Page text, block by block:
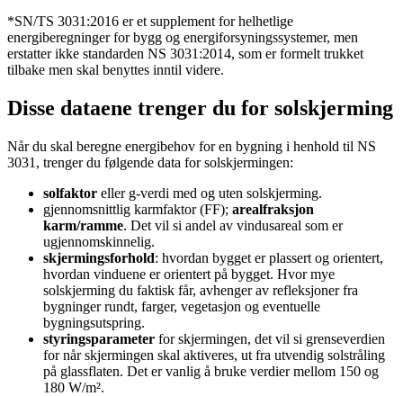
*SN/TS 3031:2016 er et supplement for helhetlige
energiberegninger for bygg og energiforsyningssystemer, men
erstatter ikke standarden NS 3031:2014, som er formelt trukket
tilbake men skal benyttes inntil videre.
Disse dataene trenger du for solskjerming
Når du skal beregne energibehov for en bygning i henhold til NS
3031, trenger du følgende data for solskjermingen:
solfaktor eller g-verdi med og uten solskjerming.
gjennomsnittlig karmfaktor (FF); arealfraksjon
karm/ramme. Det vil si andel av vindusareal som er
ugjennomskinnelig.
skjermingsforhold: hvordan bygget er plassert og orientert,
hvordan vinduene er orientert på bygget. Hvor mye
solskjerming du faktisk får, avhenger av refleksjoner fra
bygninger rundt, farger, vegetasjon og eventuelle
bygningsutspring.
styringsparameter for skjermingen, det vil si grenseverdien
for når skjermingen skal aktiveres, ut fra utvendig solstråling
på glassflaten. Det er vanlig å bruke verdier mellom 150 og
180 W/m².